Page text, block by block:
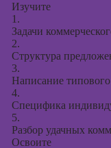
Изучите
1.
Задачи
2.
Структура
3.
Написание
4.
Специфика
5.
Разбор удачных
Освоите